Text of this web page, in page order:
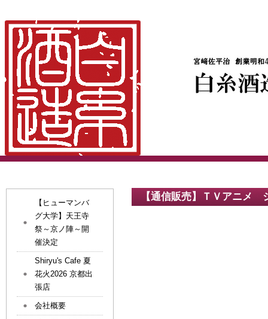
【通信販売】ＴＶアニメ
【ヒューマンバ
グ大学】天王寺
祭～京ノ陣～開
催決定
Shiryu's Cafe 夏
花火2026 京都出
張店
会社概要